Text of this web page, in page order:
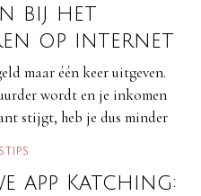
bij het
op internet
maar één keer uitgeven.
wordt en je inkomen
stijgt, heb je dus minder
app Katching: